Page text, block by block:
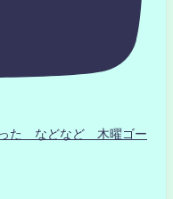
た などなど 木曜ゴー